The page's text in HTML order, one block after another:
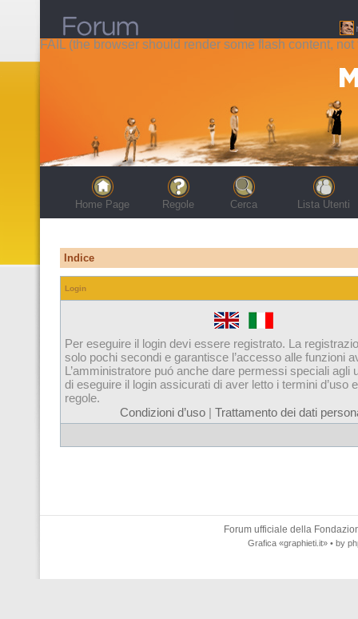
FAIL (the browser should render some flash content, not
Home Page Regole Cerca Lista Utenti
Indice
Login
Per eseguire il login devi essere registrato. La
solo pochi secondi e garantisce l’accesso alle funzioni
L’amministratore puó anche dare permessi speciali agli
di eseguire il login assicurati di aver letto i termini d’uso
regole.
Condizioni d’uso | Trattamento dei dati
Forum ufficiale della
Grafica «graphieti.it» • by